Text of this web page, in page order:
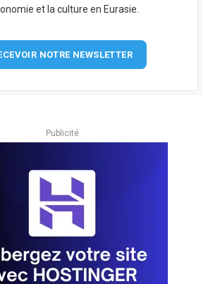
et la culture en Eurasie.
NOTRE NEWSLETTER
Publicité